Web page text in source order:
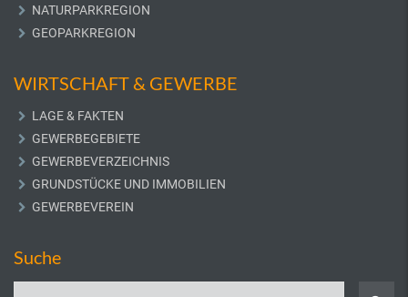
NATURPARKREGION
GEOPARKREGION
WIRTSCHAFT & GEWERBE
LAGE & FAKTEN
GEWERBEGEBIETE
GEWERBEVERZEICHNIS
GRUNDSTÜCKE UND IMMOBILIEN
GEWERBEVEREIN
Suche